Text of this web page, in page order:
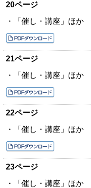
20ページ
・「催し・講座」ほか
21ページ
・「催し・講座」ほか
22ページ
・「催し・講座」ほか
23ページ
・「催し・講座」ほか